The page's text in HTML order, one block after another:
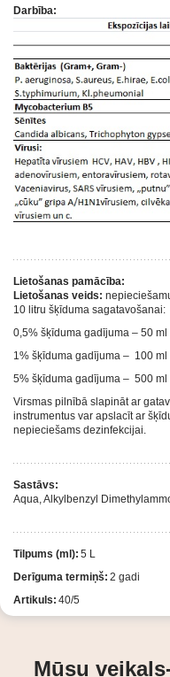
Darbība:
Lietošanas pamācība:
Lietošanas veids:
10 litru šķīduma sagatavošanai:
0,5% šķīduma gadījuma – 50
1% šķīduma gadījuma – 100
5% šķīduma gadījuma – 500 ml
Virsmas pilnībā slapināt ar
instrumentus var apslacīt ar
nepieciešams dezinfekcijai.
Sastāvs:
Aqua, Alkylbenzyl
Tilpums (ml): 5 L
Derīguma termiņš: 2 gadi
Artikuls: 40/5
Mūsu